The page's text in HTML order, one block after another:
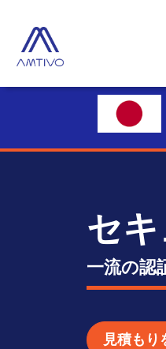
セ
一流の認
見積もり